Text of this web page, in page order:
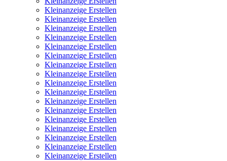
Kleinanzeige Erstellen
Kleinanzeige Erstellen
Kleinanzeige Erstellen
Kleinanzeige Erstellen
Kleinanzeige Erstellen
Kleinanzeige Erstellen
Kleinanzeige Erstellen
Kleinanzeige Erstellen
Kleinanzeige Erstellen
Kleinanzeige Erstellen
Kleinanzeige Erstellen
Kleinanzeige Erstellen
Kleinanzeige Erstellen
Kleinanzeige Erstellen
Kleinanzeige Erstellen
Kleinanzeige Erstellen
Kleinanzeige Erstellen